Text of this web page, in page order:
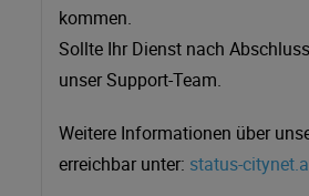
kommen.
Sollte Ihr Dienst nach
unser Support-Team.
Weitere Informationen über
erreichbar unter: status-